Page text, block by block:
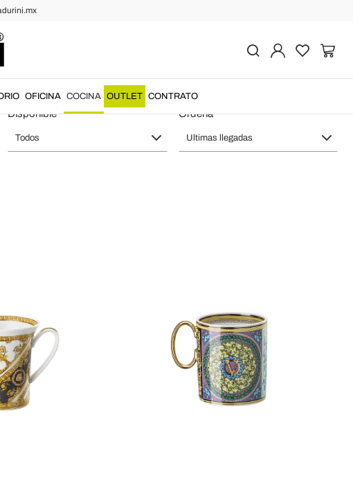
OFICINA COCINA OUTLET CONTRATO
Made in Italy
Disponible
Todos
Ordena
Ultimas llegadas